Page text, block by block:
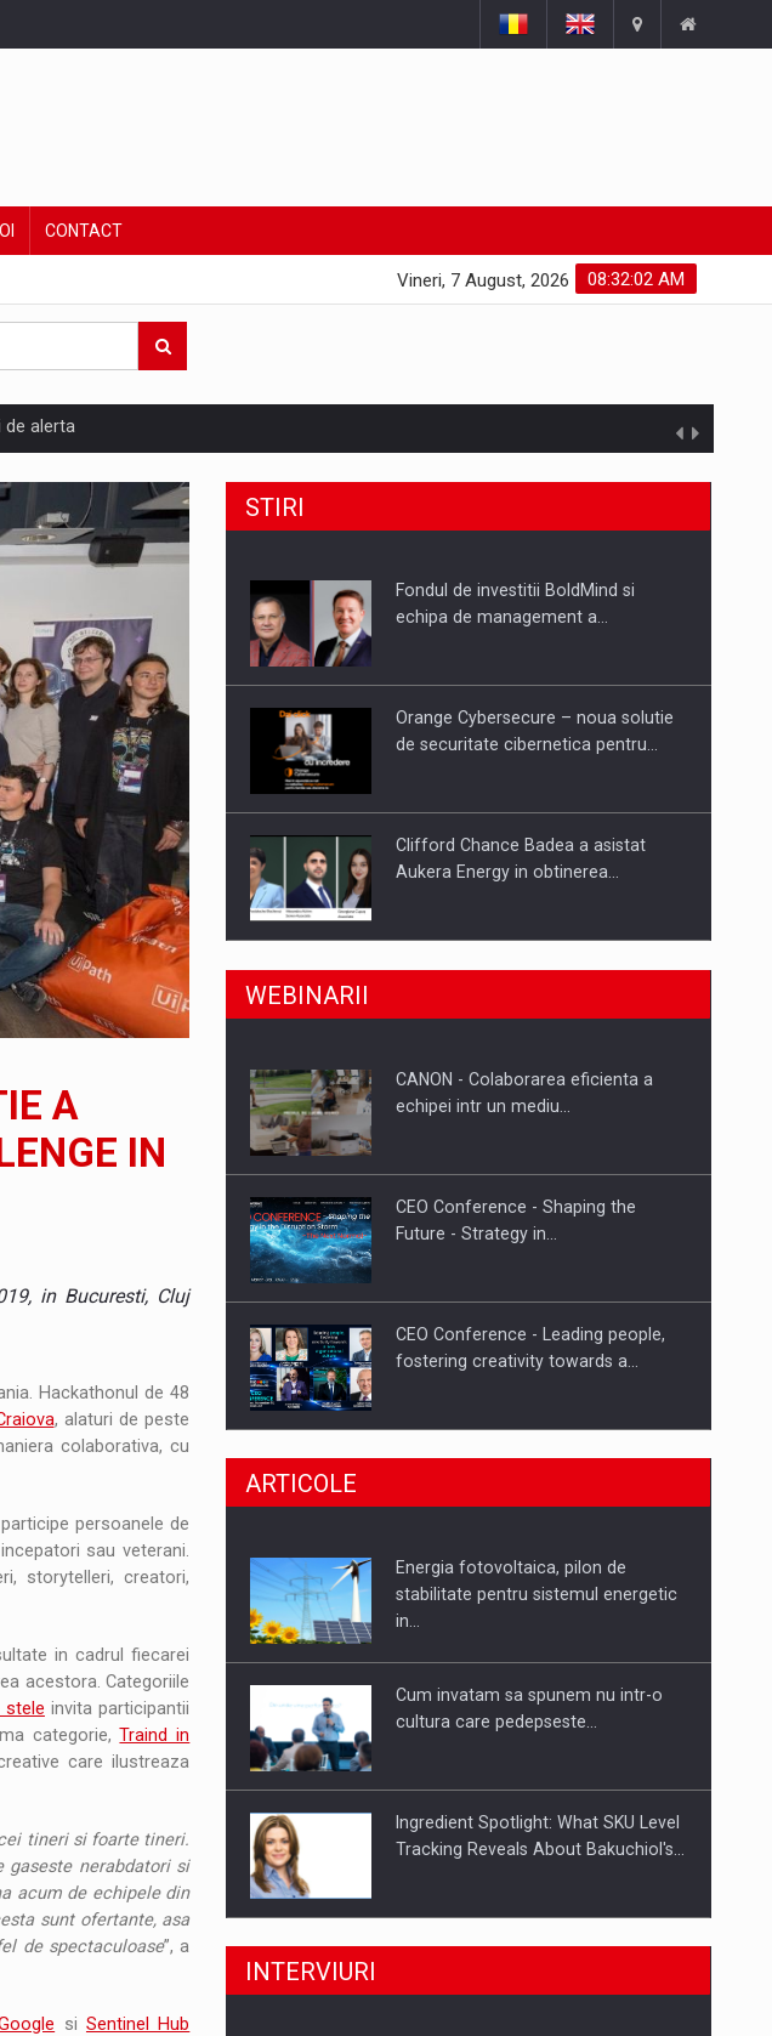
CONTACT
08:32:03 AM
Vineri, 7 August, 2026
de alerta
pot risca retragerea produselor din piata
SCENE
de participanti
paletizat din Romania, preiau compania intr-o tranzactie de peste 25…
variante atragatoare
A
IN
in Bucuresti, Cluj
Hackathonul de 48
, alaturi de peste
colaborativa, cu
persoanele de
sau veterani.
storytelleri, creatori,
in cadrul fiecarei
acestora. Categoriile
stele invita participantii
categorie,Traind in
care ilustreaza
tineri si foarte tineri.
gaseste nerabdatori si
acum de echipele din
sunt ofertante, asa
de spectaculoase”, a
si Sentinel Hub
STIRI
Fondul de investitii BoldMind si
echipa de management a…
Orange Cybersecure – noua solutie
de securitate cibernetica pentru…
Clifford Chance Badea a asistat
Aukera Energy in obtinerea…
SAPTE PERSONALITATI DIN MEDIUL
Hard Enduro Piatra Craiului 2026,
WEBINARII
CANON - Colaborarea eficienta a
echipei intr un mediu…
CEO Conference - Shaping the
Future - Strategy in…
CEO Conference - Leading people,
fostering creativity towards a…
CEO Conference - Shaping The
Webinar - Business Evolution-
RETHINK STRATEGY-Finantare
ARTICOLE
Energia fotovoltaica, pilon de
stabilitate pentru sistemul energetic
in…
Cum invatam sa spunem nu intr-o
cultura care pedepseste…
Ingredient Spotlight: What SKU Level
Tracking Reveals About Bakuchiol's…
Producatorii si comerciantii care nu
INTERVIURI